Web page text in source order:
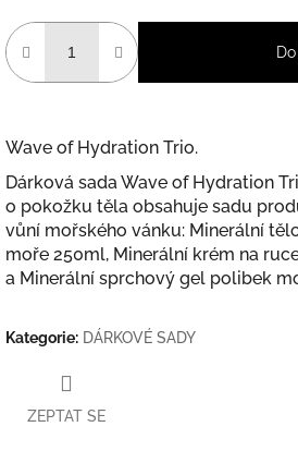
Wave of Hydration Trio.
Dárková sada Wave of Hydration
o pokožku těla obsahuje sadu
vůní mořského vánku: Minerální
moře 250ml, Minerální krém na
a Minerální sprchový gel polibek
Kategorie: DÁRKOVÉ SADY
ZEPTAT SE